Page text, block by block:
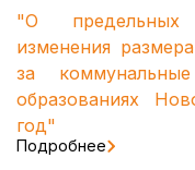
"О предельных
изменения
за
образованиях
год"
Подробнее